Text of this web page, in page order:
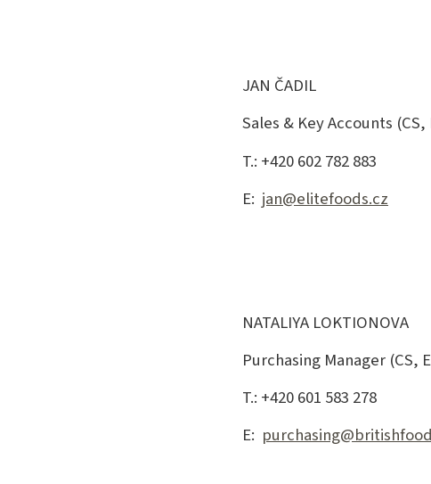
JAN ČADIL
Sales & Key Accounts (CS,
T.: +420 602 782 883
E: jan@elitefoods.cz
NATALIYA LOKTIONOVA
Purchasing Manager (CS,
T.: +420 601 583 278
E: